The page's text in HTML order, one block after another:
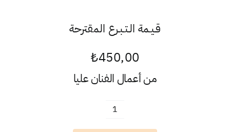
قـيـمة الـتـبـرع المقترحة
₺450,00
من أعمال الفنانعليا
كمية
توت